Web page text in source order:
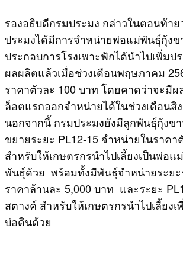
รองอธิบดีกรมประมง กล่าวในตอนท้า
ประมงได้มีการจำหน่ายพ่อแม่พันธุ์กุ้งข
ประกอบการโรงเพาะฟักได้นำไปเพิ่มป
ผลผลิตแล้วเมื่อช่วงเดือนพฤษภาคม
ราคาตัวละ 100 บาท โดยคาดว่าจะมี
ล็อตแรกออกจำหน่ายได้ในช่วงเดือนสิ
นอกจากนี้ กรมประมงยังมีลูกพันธุ์กุ้งข
ขยายระยะ PL12-15 จำหน่ายในราคา
สำหรับให้เกษตรกรนำไปเลี้ยงเป็นพ่อ
พันธุ์ด้วย พร้อมทั้งมีพันธุ์จำหน่ายระย
ราคาล้านละ 5,000 บาท และระยะ
สตางค์ สำหรับให้เกษตรกรนำไปเลี้ยง
บ่อดินด้วย